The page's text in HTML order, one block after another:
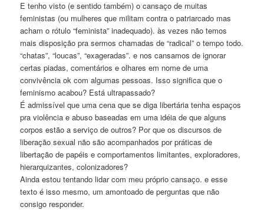
E tenho visto (e sentido também) o cansaço de muitas
feministas (ou mulheres que militam contra o patriarcado mas
acham o rótulo “feminista” inadequado). às vezes não temos
mais disposição pra sermos chamadas de “radical” o tempo todo.
“chatas”, “loucas”, “exageradas”. e nos cansamos de ignorar
certas piadas, comentários e olhares em nome de uma
convivência ok com algumas pessoas. Isso significa que o
feminismo acabou? Está ultrapassado?
É admissível que uma cena que se diga libertária tenha espaços
pra violência e abuso baseadas em uma idéia de que alguns
corpos estão a serviço de outros? Por que os discursos de
liberação sexual não são acompanhados por práticas de
libertação de papéis e comportamentos limitantes, exploradores,
hierarquizantes, colonizadores?
Ainda estou tentando lidar com meu próprio cansaço. e esse
texto é isso mesmo, um amontoado de perguntas que não
consigo responder.